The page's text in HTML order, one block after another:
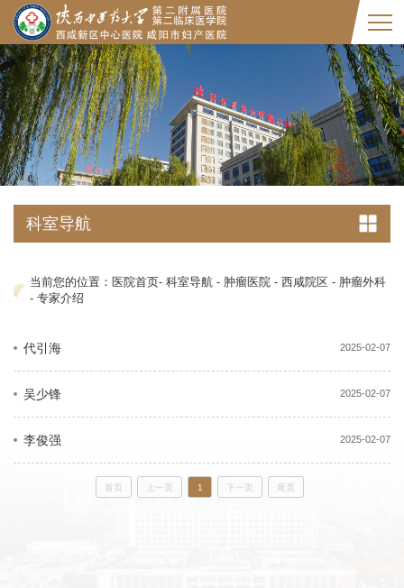
科室导航
当前您的位置： 医院首页- 科室导航 - 肿瘤医院 - 西咸院区- 肿瘤外科
- 专家介绍
代引海 2025-02-07
吴少锋 2025-02-07
李俊强 2025-02-07
首页 上一页 1 下一页 尾页